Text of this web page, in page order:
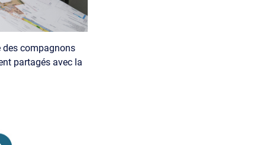
des compagnons
partagés avec la